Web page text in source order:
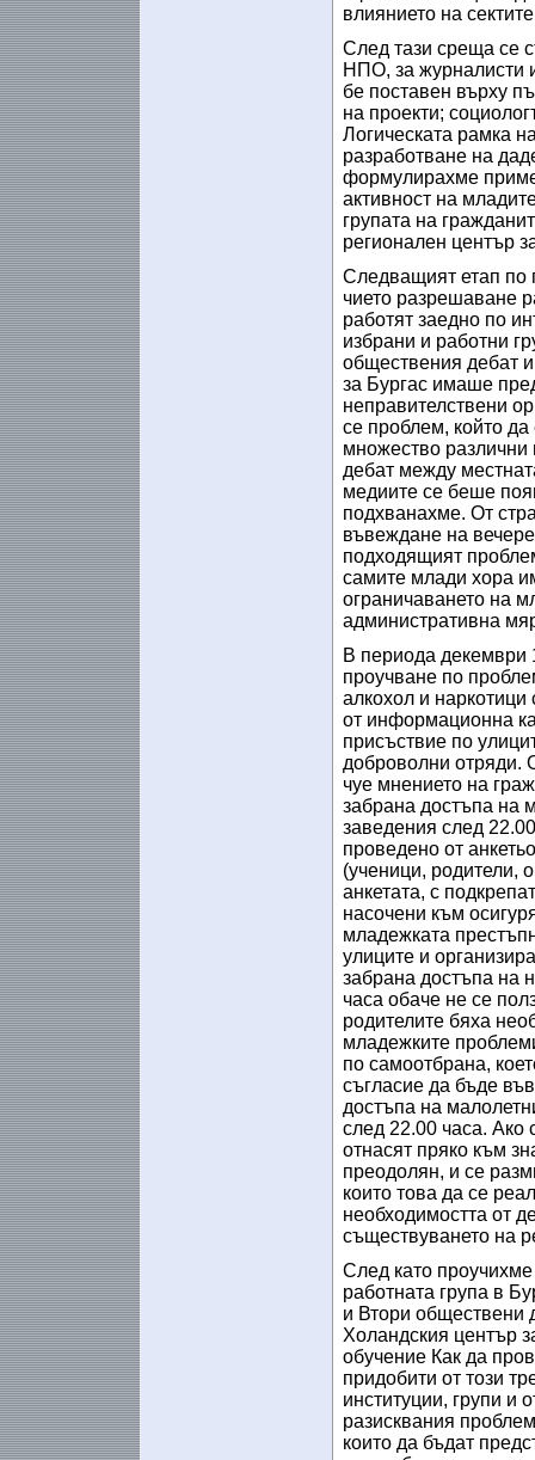
влиянието на
След тази среща се
НПО, за журналисти
бе поставен върху
на проекти;
Логическата рамка
разработване на
формулирахме
активност на
групата на
регионален център
Следващият етап по
чието разрешаване
работят заедно по
избрани и работни
обществения дебат
за Бургас имаше
неправителствени
се проблем, който
множество
дебат между
медиите се беше
подхванахме. От
въвеждане на
подходящият
самите млади хора
ограничаването на
административна
В периода декември
проучване по
алкохол и
от информационна
присъствие по
доброволни отряди.
чуе мнението на
забрана достъпа на
заведения след
проведено от
(ученици, родители,
анкетата, с
насочени към
младежката
улиците и
забрана достъпа на
часа обаче не се
родителите бяха
млaдeжките
по самоотбрана,
съгласие да бъде
достъпа на
след 22.00 часа. Ако
отнасят пряко към
преодолян, и се
които това да се
необходимостта от
съществуването на
След като
работната група в
и Втори обществени
Холандския център
обучение Как да
придобити от този
институции, групи и
разисквания
които да бъдат